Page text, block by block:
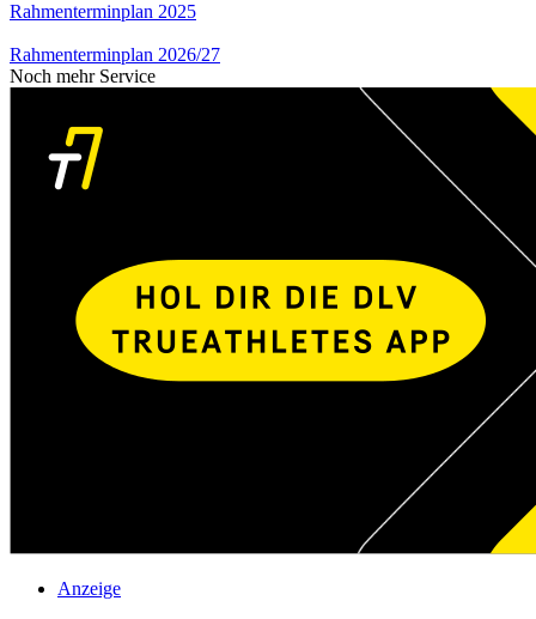
Rahmenterminplan 2025
Rahmenterminplan 2026/27
Noch mehr Service
Anzeige